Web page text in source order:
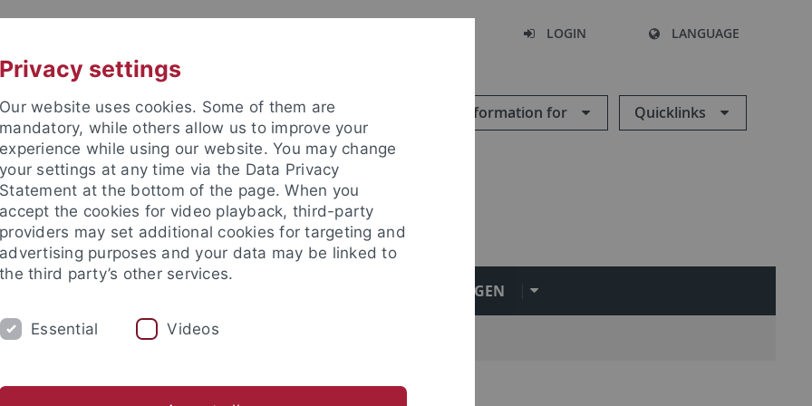
LOGIN LANGUAGE
Information for Quicklinks
EINRICHTUNGEN
Standort
Gleichstellung Rechtsgrundlagen und Informationen
Privacy settings
Our website uses cookies. Some of them are
mandatory, while others allow us to improve your
experience while using our website. You may change
your settings at any time via the Data Privacy
Statement at the bottom of the page. When you
accept the cookies for video playback, third-party
providers may set additional cookies for targeting and
advertising purposes and your data may be linked to
the third party’s other services.
Essential Videos